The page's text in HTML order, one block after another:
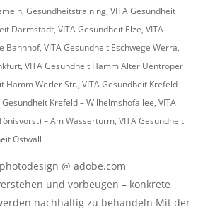
, Gesundheitstraining, VITA Gesundheit
Darmstadt, VITA Gesundheit Elze, VITA
Bahnhof, VITA Gesundheit Eschwege Werra,
, VITA Gesundheit Hamm Alter Uentroper
Hamm Werler Str., VITA Gesundheit Krefeld -
Gesundheit Krefeld – Wilhelmshofallee, VITA
– Am Wasserturm, VITA Gesundheit
Ostwall
@ adobe.com
und vorbeugen – konkrete
nachhaltig zu behandeln Mit der